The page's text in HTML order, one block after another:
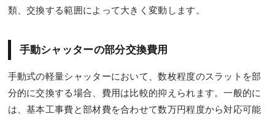
類、交換する範囲によって大きく変動します。
手動シャッターの部分交換費用
手動式の軽量シャッターにおいて、数枚程度のスラットを部
分的に交換する場合、費用は比較的抑えられます。一般的に
は、基本工事費と部材費を合わせて数万円程度から対応可能